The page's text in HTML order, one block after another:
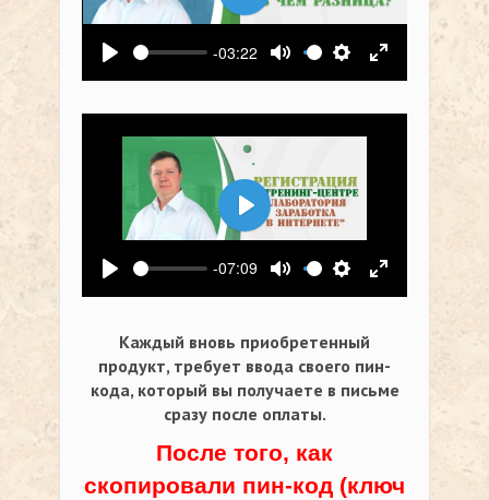
Воспроизвести
-03:22
Выключить звук
Настройки
На весь
Воспроизвести
Воспроизвести
-07:09
Выключить звук
Настройки
На весь
Воспроизвести
Каждый вновь приобретенный
продукт, требует ввода своего пин-
кода, который вы получаете в письме
сразу после оплаты.
После того, как
скопировали пин-код (ключ